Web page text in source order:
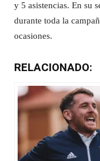
y 5 asistencias. En su
durante toda la
ocasiones.
RELACIONADO: